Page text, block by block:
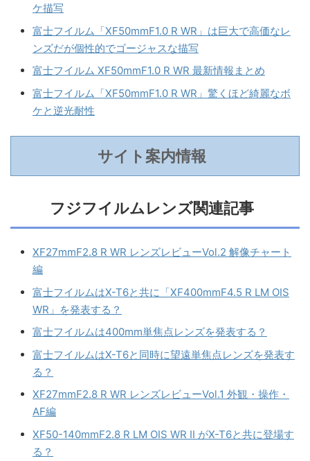
ケ描写
富士フイルム「XF50mmF1.0 R WR」は巨大で高価なレ
ンズだが個性的でゴージャスな描写
富士フイルム XF50mmF1.0 R WR 最新情報まとめ
富士フイルム「XF50mmF1.0 R WR」驚くほど綺麗なボ
ケと逆光耐性
サイト案内情報
フジフイルムレンズ関連記事
XF27mmF2.8 R WR レンズレビューVol.2 解像チャート
編
富士フイルムはX-T6と共に「XF400mmF4.5 R LM OIS
WR」を発表する？
富士フイルムは400mm単焦点レンズを発表する？
富士フイルムはX-T6と同時に望遠単焦点レンズを発表す
る？
XF27mmF2.8 R WR レンズレビューVol.1 外観・操作・
AF編
XF50-140mmF2.8 R LM OIS WR II がX-T6と共に登場す
る？